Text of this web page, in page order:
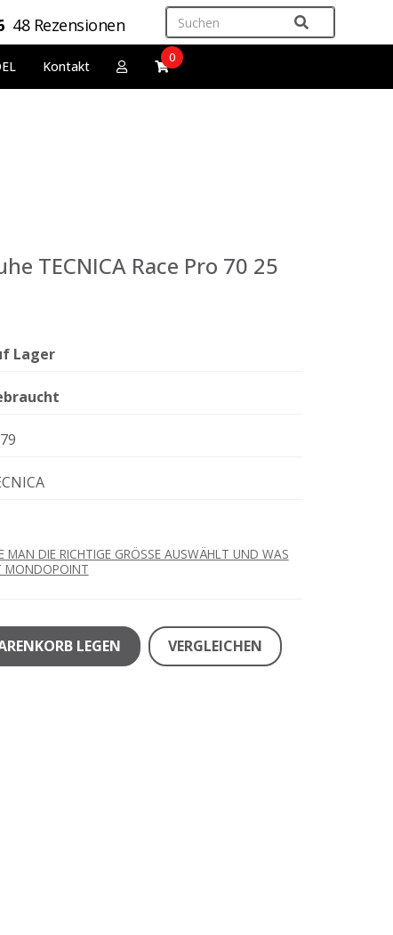
48 Rezensionen
Kontakt
0
TECNICA Race Pro 70 25
Lager
MAN DIE RICHTIGE GRÖSSE AUSWÄHLT UND WAS
MONDOPOINT
LEGEN VERGLEICHEN